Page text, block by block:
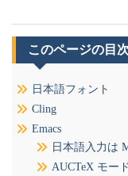
このページの目次
日本語フォント
Cling
Emacs
日本語入力は
AUCTeX モード